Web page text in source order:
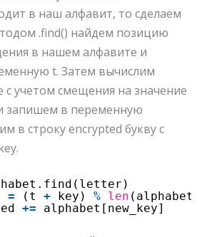
в наш алфавит, то сделаем
.find() найдем позицию
в нашем алфавите и
t. Затем вычислим
с учетом смещения на значение
запишем в переменную
в строку encrypted букву с
= (t + key) % len (alphabet)
+= alphabet[new_key]